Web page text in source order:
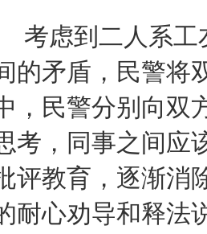
考虑到二人系
的矛盾，民警将
，民警分别向双
考，同事之间应
评教育，逐渐消
耐心劝导和释法